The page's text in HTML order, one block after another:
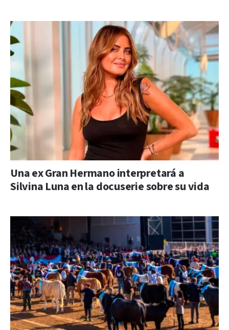
Una ex Gran Hermano interpretará a
Silvina Luna en la docuserie sobre su vida